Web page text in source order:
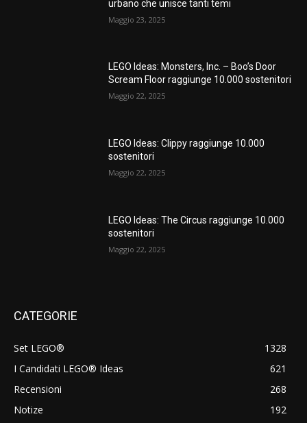
urbano che unisce tanti temi
Maggio 23, 2025
LEGO Ideas: Monsters, Inc. – Boo’s Door
Scream Floor raggiunge 10.000 sostenitori
Maggio 22, 2025
LEGO Ideas: Clippy raggiunge 10.000
sostenitori
Maggio 22, 2025
LEGO Ideas: The Circus raggiunge 10.000
sostenitori
Maggio 22, 2025
CATEGORIE
Set LEGO®
1328
I Candidati LEGO® Ideas
621
Recensioni
268
Notize
192